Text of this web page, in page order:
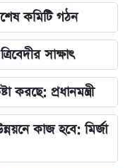
কমিটি গঠন
সাক্ষাৎ
করছে: প্রধানমন্ত্রী
কাজ হবে: মির্জা